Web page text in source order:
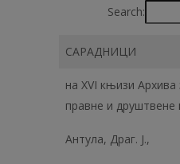
Search:
САРАДНИЦИ
на XVI књизи Архива
правне и друштвене
Антула, Драг. Ј.,